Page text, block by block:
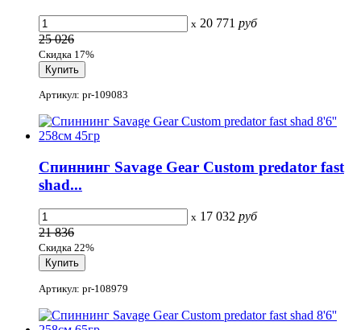
x 20 771 руб
25 026
Скидка 17%
Артикул: pr-109083
Спиннинг Savage Gear Custom predator fast
shad...
x 17 032 руб
21 836
Скидка 22%
Артикул: pr-108979